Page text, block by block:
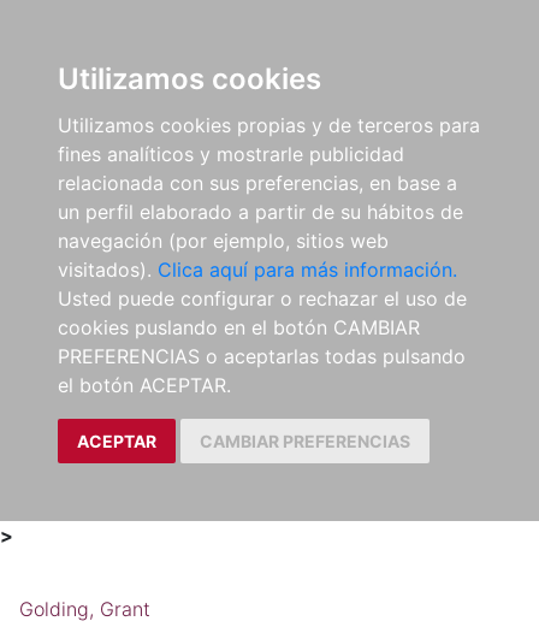
Utilizamos cookies
Utilizamos cookies propias y de terceros para
fines analíticos y mostrarle publicidad
relacionada con sus preferencias, en base a
un perfil elaborado a partir de su hábitos de
navegación (por ejemplo, sitios web
visitados). Clica aquí para más información.
Usted puede configurar o rechazar el uso de
cookies puslando en el botón CAMBIAR
PREFERENCIAS o aceptarlas todas pulsando
el botón ACEPTAR.
ACEPTAR CAMBIAR PREFERENCIAS
>
Golding, Grant